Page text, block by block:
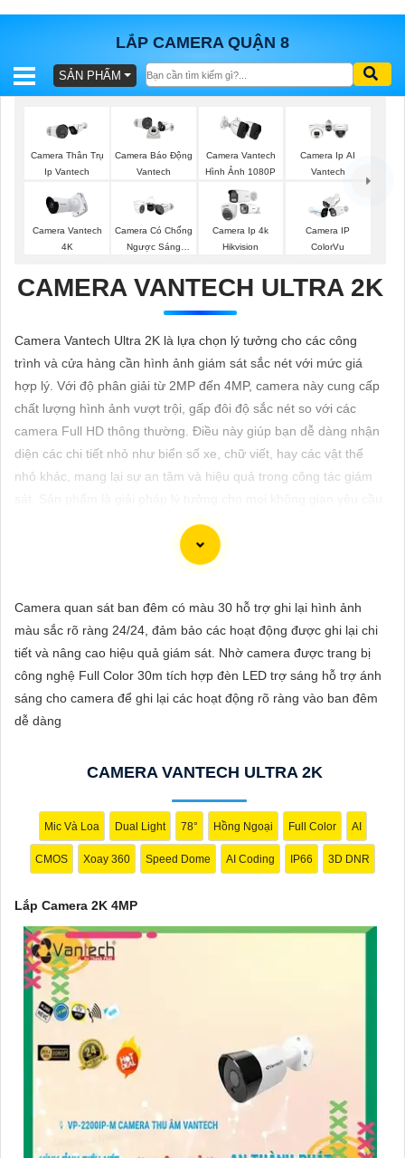
LẮP CAMERA QUẬN 8
BÁO
TRỌN
GÓI
SẢN
TƯ
VẤN
LẮP
ĐẶT
VỤ
SẢN PHẨM
Camera Thân Trụ
Ip Vantech
Camera Báo Động
Vantech
Camera Vantech
Hình Ảnh 1080P
Camera Ip AI
Vantech
Camera Vantech
4K
Camera Có Chống
Ngược Sáng
Camera Ip 4k
Hikvision
Camera IP
ColorVu
CAMERA VANTECH ULTRA 2K
Camera Vantech Ultra 2K là lựa chọn lý tưởng cho các công
trình và cửa hàng cần hình ảnh giám sát sắc nét với mức giá
hợp lý. Với độ phân giải từ 2MP đến 4MP, camera này cung cấp
chất lượng hình ảnh vượt trội, gấp đôi độ sắc nét so với các
camera Full HD thông thường. Điều này giúp bạn dễ dàng nhận
diện các chi tiết nhỏ như biển số xe, chữ viết, hay các vật thể
nhỏ khác, mang lại sự an tâm và hiệu quả trong công tác giám
Dĩ Nam xin giới thiệu Camera 2K 4MP chuyên nghiệp cho dự án
bền cao và các tính năng an ninh thông minh. Bạn có thể sử
cách hiệu quả. Nếu bạn cần thêm thông tin hoặc hỗ trợ, vui lòng
Camera quan sát ban đêm có màu 30 hỗ trợ ghi lại hình ảnh
màu sắc rõ ràng 24/24, đảm bảo các hoạt động được ghi lại chi
tiết và nâng cao hiệu quả giám sát. Nhờ camera được trang bị
công nghệ Full Color 30m tích hợp đèn LED trợ sáng hỗ trợ ánh
sáng cho camera để ghi lại các hoạt động rõ ràng vào ban đêm
dễ dàng
CAMERA VANTECH ULTRA 2K
Mic Và Loa Dual Light 78° Hồng Ngoại Full Color AI
CMOS Xoay 360 Speed Dome AI Coding IP66 3D DNR
Lắp Camera 2K 4MP